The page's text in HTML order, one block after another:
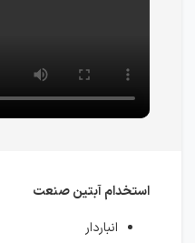
استخدام آبتین صنعت
انباردار